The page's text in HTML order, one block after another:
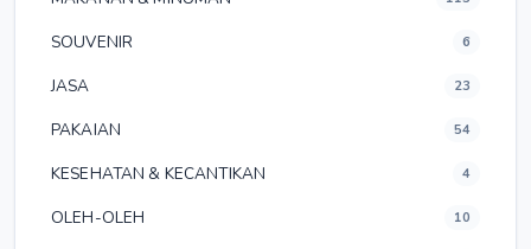
SOUVENIR 6
JASA 23
PAKAIAN 54
KESEHATAN & KECANTIKAN 4
OLEH-OLEH 10